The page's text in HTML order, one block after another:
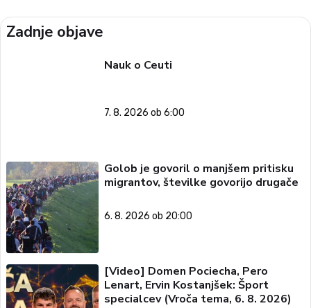
Zadnje objave
Nauk o Ceuti
7. 8. 2026 ob 6:00
Golob je govoril o manjšem pritisku
migrantov, številke govorijo drugače
6. 8. 2026 ob 20:00
[Video] Domen Pociecha, Pero
Lenart, Ervin Kostanjšek: Šport
specialcev (Vroča tema, 6. 8. 2026)